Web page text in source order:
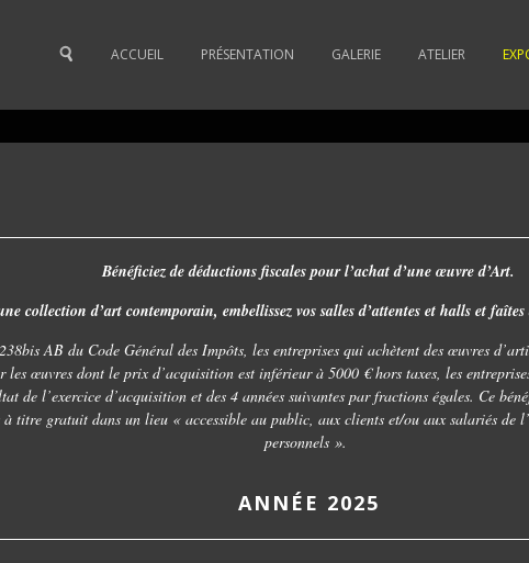
ACCUEIL PRÉSENTATION GALERIE ATELIER
Bénéficiez de déductions fiscales pour l’achat d’une œuvre d’Art.
collection d’art contemporain, embellissez vos salles d’attentes et halls et
AB du Code Général des Impôts, les entreprises qui achètent des œuvres
les œuvres dont le prix d’acquisition est inférieur à 5000 € hors taxes, les
de l’exercice d’acquisition et des 4 années suivantes par fractions égales. Ce
à titre gratuit dans un lieu « accessible au public, aux clients et/ou aux salariés de
personnels ».
ANNÉE 2025